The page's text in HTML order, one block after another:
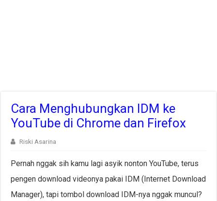
Cara Menghubungkan IDM ke
YouTube di Chrome dan Firefox
Riski Asarina
Pernah nggak sih kamu lagi asyik nonton YouTube, terus
pengen download videonya pakai IDM (Internet Download
Manager), tapi tombol download IDM-nya nggak muncul?